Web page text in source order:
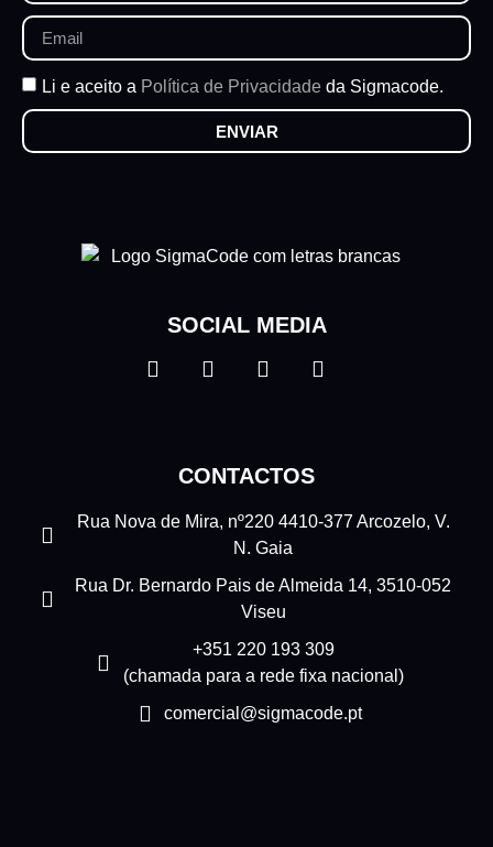
Li e aceito a Política de Privacidade da Sigmacode.
ENVIAR
SOCIAL MEDIA
CONTACTOS
Rua Nova de Mira, nº220 4410-377 Arcozelo, V.
N. Gaia
Rua Dr. Bernardo Pais de Almeida 14, 3510-052
Viseu
+351 220 193 309
(chamada para a rede fixa nacional)
comercial@sigmacode.pt